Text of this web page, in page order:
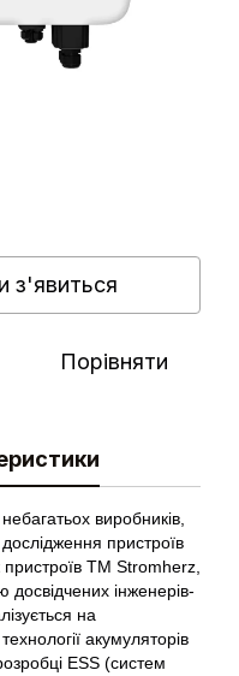
з'явиться
Порівняти
виробників,
пристроїв
TM Stromherz,
інженерів-
на
акумуляторів
ESS (систем